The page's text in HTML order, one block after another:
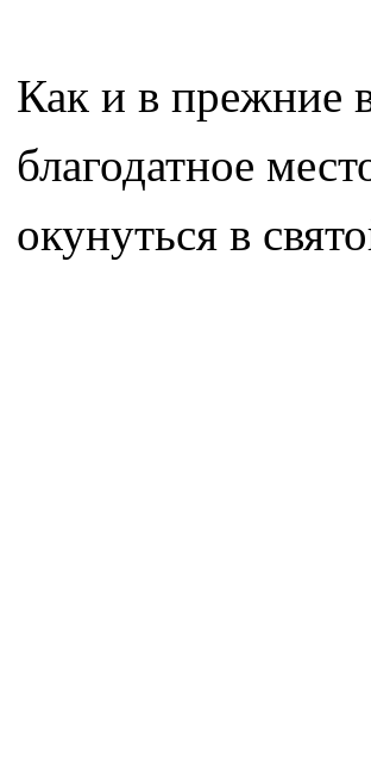
Как и в прежние
благодатное
окунуться в